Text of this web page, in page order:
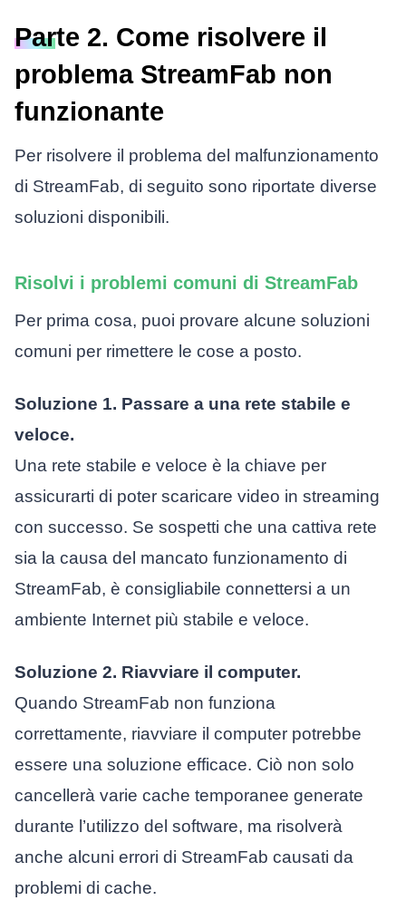
Parte 2. Come risolvere il
problema StreamFab non
funzionante
Per risolvere il problema del malfunzionamento
di StreamFab, di seguito sono riportate diverse
soluzioni disponibili.
Risolvi i problemi comuni di StreamFab
Per prima cosa, puoi provare alcune soluzioni
comuni per rimettere le cose a posto.
Soluzione 1. Passare a una rete stabile e
veloce.
Una rete stabile e veloce è la chiave per
assicurarti di poter scaricare video in streaming
con successo. Se sospetti che una cattiva rete
sia la causa del mancato funzionamento di
StreamFab, è consigliabile connettersi a un
ambiente Internet più stabile e veloce.
Soluzione 2. Riavviare il computer.
Quando StreamFab non funziona
correttamente, riavviare il computer potrebbe
essere una soluzione efficace. Ciò non solo
cancellerà varie cache temporanee generate
durante l’utilizzo del software, ma risolverà
anche alcuni errori di StreamFab causati da
problemi di cache.